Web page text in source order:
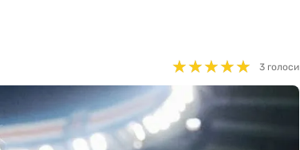
★★★★★
★★★★★ 3 голоси